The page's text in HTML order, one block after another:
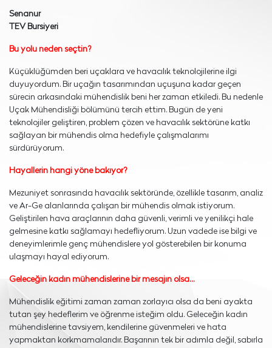
Senanur
TEV Bursiyeri
Bu yolu neden seçtin?
Küçüklüğümden beri uçaklara ve havacılık teknolojilerine ilgi
duyuyordum. Bir uçağın tasarımından uçuşuna kadar geçen
sürecin arkasındaki mühendislik beni her zaman etkiledi. Bu nedenle
Uçak Mühendisliği bölümünü tercih ettim. Bugün de yeni
teknolojiler geliştiren, problem çözen ve havacılık sektörüne katkı
sağlayan bir mühendis olma hedefiyle çalışmalarımı
sürdürüyorum.
Hayallerin hangi yöne bakıyor?
Mezuniyet sonrasında havacılık sektöründe, özellikle tasarım, analiz
ve Ar-Ge alanlarında çalışan bir mühendis olmak istiyorum.
Geliştirilen hava araçlarının daha güvenli, verimli ve yenilikçi hale
gelmesine katkı sağlamayı hedefliyorum. Uzun vadede ise bilgi ve
deneyimlerimle genç mühendislere yol gösterebilen bir konuma
ulaşmayı hayal ediyorum.
Geleceğin kadın mühendislerine bir mesajın olsa…
Mühendislik eğitimi zaman zaman zorlayıcı olsa da beni ayakta
tutan şey hedeflerim ve öğrenme isteğim oldu. Geleceğin kadın
mühendislerine tavsiyem, kendilerine güvenmeleri ve hata
yapmaktan korkmamalarıdır. Başarının tek bir adımla değil, sabırla